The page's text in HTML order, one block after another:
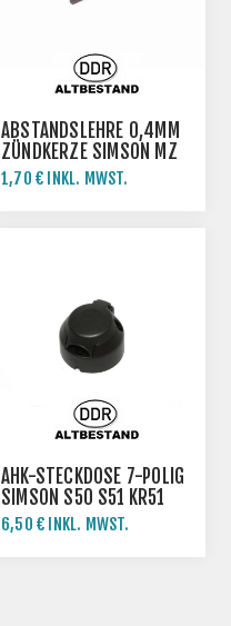
ABSTANDSLEHRE 0,4MM
ZÜNDKERZE SIMSON MZ
1,70 € INKL. MWST.
AHK-STECKDOSE 7-POLIG
SIMSON S50 S51 KR51
SR50 SR80
6,50 € INKL. MWST.